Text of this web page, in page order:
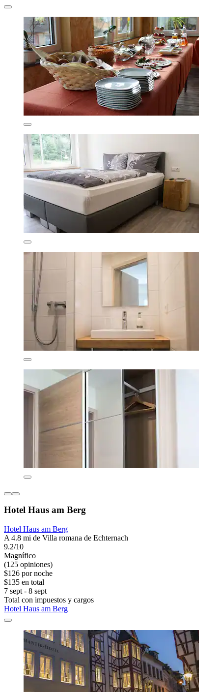
Hotel Haus am Berg
Hotel Haus am Berg
A 4.8 mi de Villa romana de Echternach
9.2/10
Magnífico
(125 opiniones)
$126 por noche
$135 en total
7 sept - 8 sept
Total con impuestos y cargos
Hotel Haus am Berg